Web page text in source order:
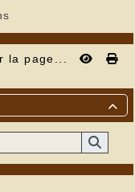
la page...
